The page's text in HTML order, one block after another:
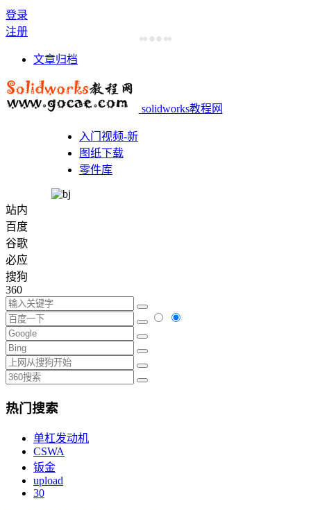
登录
注册
文章归档
solidworks教程网
入门视频-新
图纸下载
零件库
站内
百度
谷歌
必应
搜狗
360
热门搜索
单杠发动机
CSWA
钣金
upload
30